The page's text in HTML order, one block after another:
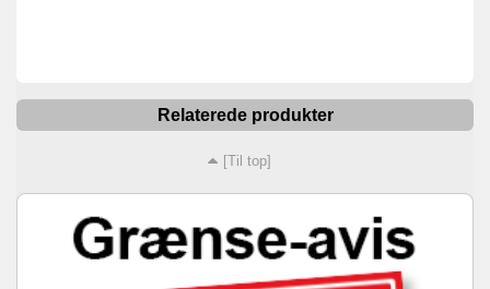
Relaterede produkter
[Til top]